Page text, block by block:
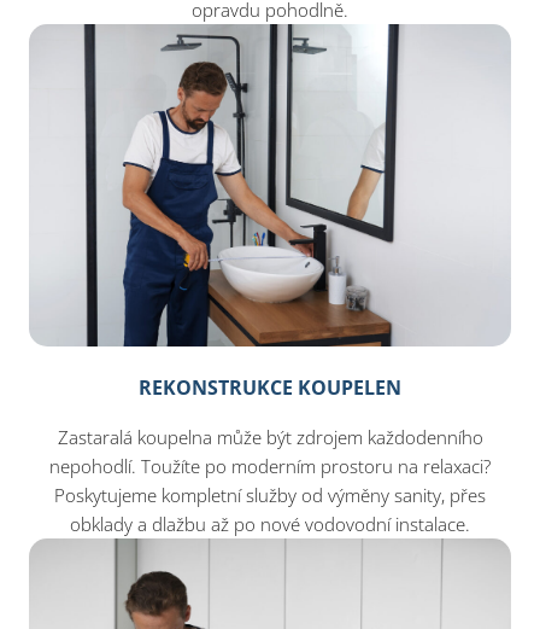
opravdu pohodlně.
REKONSTRUKCE KOUPELEN
Zastaralá koupelna může být zdrojem každodenního
nepohodlí. Toužíte po moderním prostoru na relaxaci?
Poskytujeme kompletní služby od výměny sanity, přes
obklady a dlažbu až po nové vodovodní instalace.